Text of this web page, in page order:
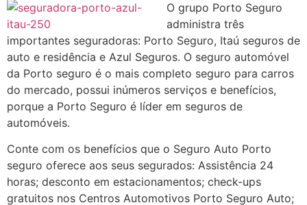
O grupo Porto Seguro
administra três
importantes seguradoras: Porto Seguro, Itaú seguros de
auto e residência e Azul Seguros. O seguro automóvel
da Porto seguro é o mais completo seguro para carros
do mercado, possui inúmeros serviços e benefícios,
porque a Porto Seguro é líder em seguros de
automóveis.
Conte com os benefícios que o Seguro Auto Porto
seguro oferece aos seus segurados: Assistência 24
horas; desconto em estacionamentos; check-ups
gratuitos nos Centros Automotivos Porto Seguro Auto;